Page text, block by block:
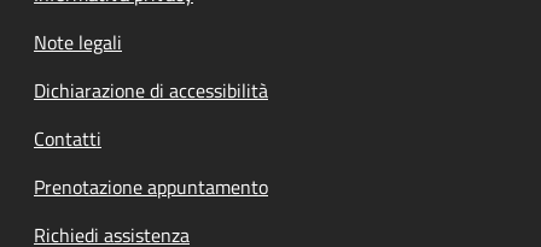
Note legali
Dichiarazione di accessibilità
Contatti
Prenotazione appuntamento
Richiedi assistenza